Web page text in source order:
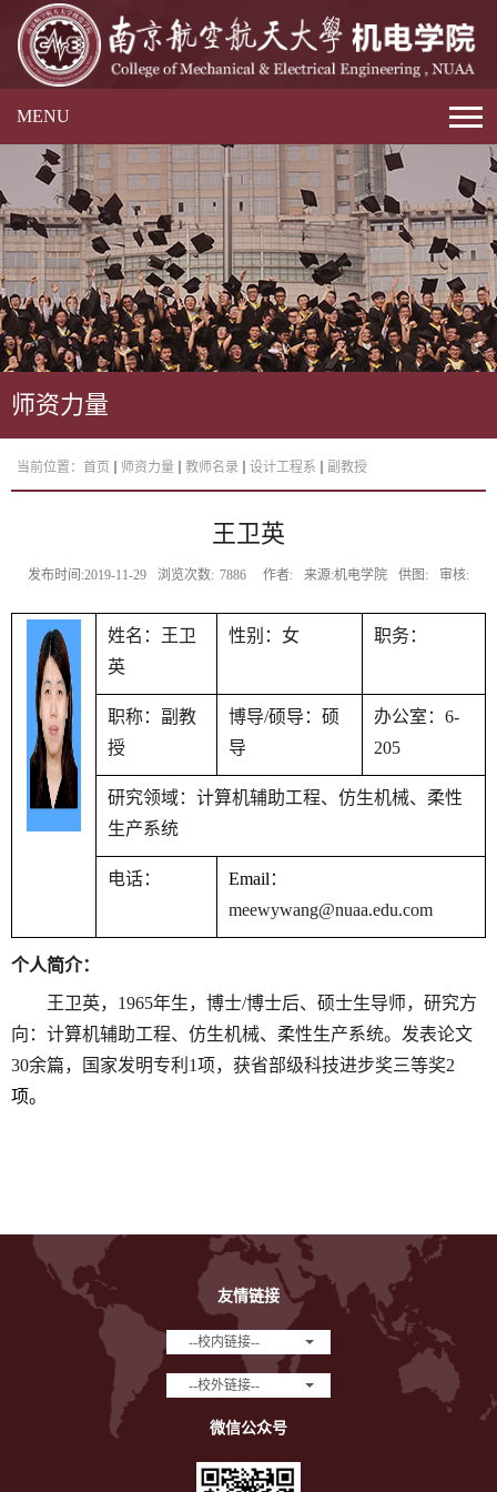
MENU
师资力量
当前位置： 首页 师资力量 教师名录 设计工程系 副教授
王卫英
发布时间:2019-11-29 浏览次数: 7886 作者: 来源:机电学院 供图: 审核:
姓名：王卫
英
性别：女 职务：
职称：副教
授
博导/硕导：硕
导
办公室： 6-
205
研究领域： 计算机辅助工程、仿生机械、柔性
生产系统
电话： Email ：
meewywang@nuaa.edu.com
个人简介：
王卫英， 1965年生，博士/博士后、硕士生导师，研究方
向：计算机辅助工程、仿生机械、柔性生产系统。发表论文
30余篇，国家发明专利 1项，获省部级科技进步奖三等奖2
项。
友情链接
--校内链接--
--校外链接--
微信公众号